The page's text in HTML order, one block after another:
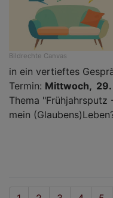
Bildrechte Canvas
in ein vertieftes
Termin: Mittwoch, 29.
Thema
mein